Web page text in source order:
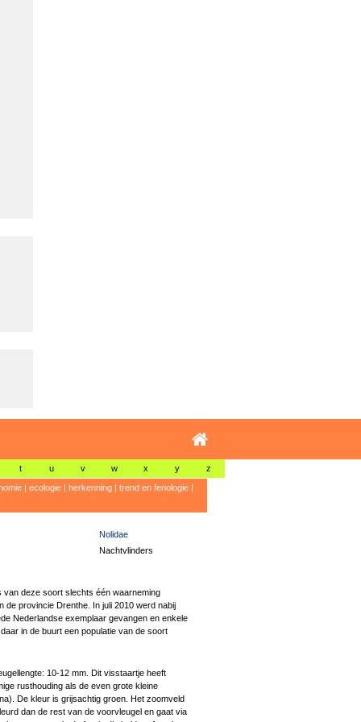
t u v w x y z
| ecologie| herkenning| trend en fenologie|
Nolidae
Nachtvlinders
van deze soort slechts één waarneming
de provincie Drenthe. In juli 2010 werd nabij
Nederlandse exemplaar gevangen en enkele
in de buurt een populatie van de soort
10-12 mm. Dit visstaartje heeft
rusthouding als de even grote kleine
De kleur is grijsachtig groen. Het zoomveld
dan de rest van de voorvleugel en gaat via